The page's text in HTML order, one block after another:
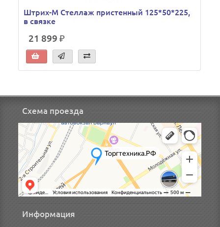
Штрих-М Стеллаж пристенный 125*50*225,
в связке
21 899 ₽
Схема проезда
Информация